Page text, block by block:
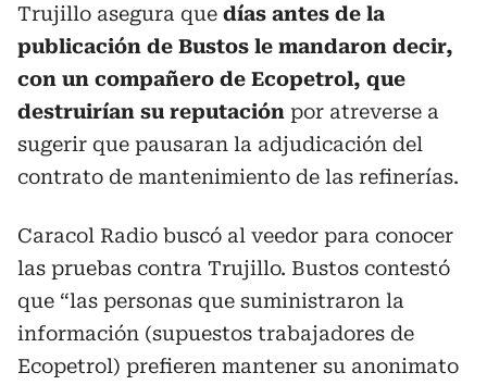
Trujillo asegura que días antes de la
publicación de Bustos le mandaron decir,
con un compañero de Ecopetrol, que
destruirían su reputación por atreverse a
sugerir que pausaran la adjudicación del
contrato de mantenimiento de las refinerías.
Caracol Radio buscó al veedor para conocer
las pruebas contra Trujillo. Bustos contestó
que “las personas que suministraron la
información (supuestos trabajadores de
Ecopetrol) prefieren mantener su anonimato